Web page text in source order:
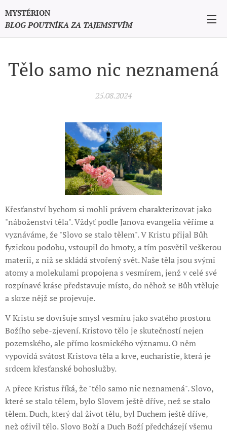
MYSTÉRION
BLOG POUTNÍKA ZA TAJEMSTVÍM
Tělo samo nic neznamená
25.08.2024
Křesťanství bychom si mohli právem charakterizovat jako
"náboženství těla". Vždyť podle Janova evangelia věříme a
vyznáváme, že "Slovo se stalo tělem". V Kristu přijal Bůh
fyzickou podobu, vstoupil do hmoty, a tím posvětil veškerou
materii, z niž se skládá stvořený svět. Naše těla jsou svými
atomy a molekulami propojena s vesmírem, jenž v celé své
rozpínavé kráse představuje místo, do něhož se Bůh vtěluje
a skrze nějž se projevuje.
V Kristu se dovršuje smysl vesmíru jako svatého prostoru
Božího sebe-zjevení. Kristovo tělo je skutečností nejen
pozemského, ale přímo kosmického významu. O něm
vypovídá svátost Kristova těla a krve, eucharistie, která je
srdcem křesťanské bohoslužby.
A přece Kristus říká, že "tělo samo nic neznamená". Slovo,
které se stalo tělem, bylo Slovem ještě dříve, než se stalo
tělem. Duch, který dal život tělu, byl Duchem ještě dříve,
než oživil tělo. Slovo Boží a Duch Boží předcházejí všemu